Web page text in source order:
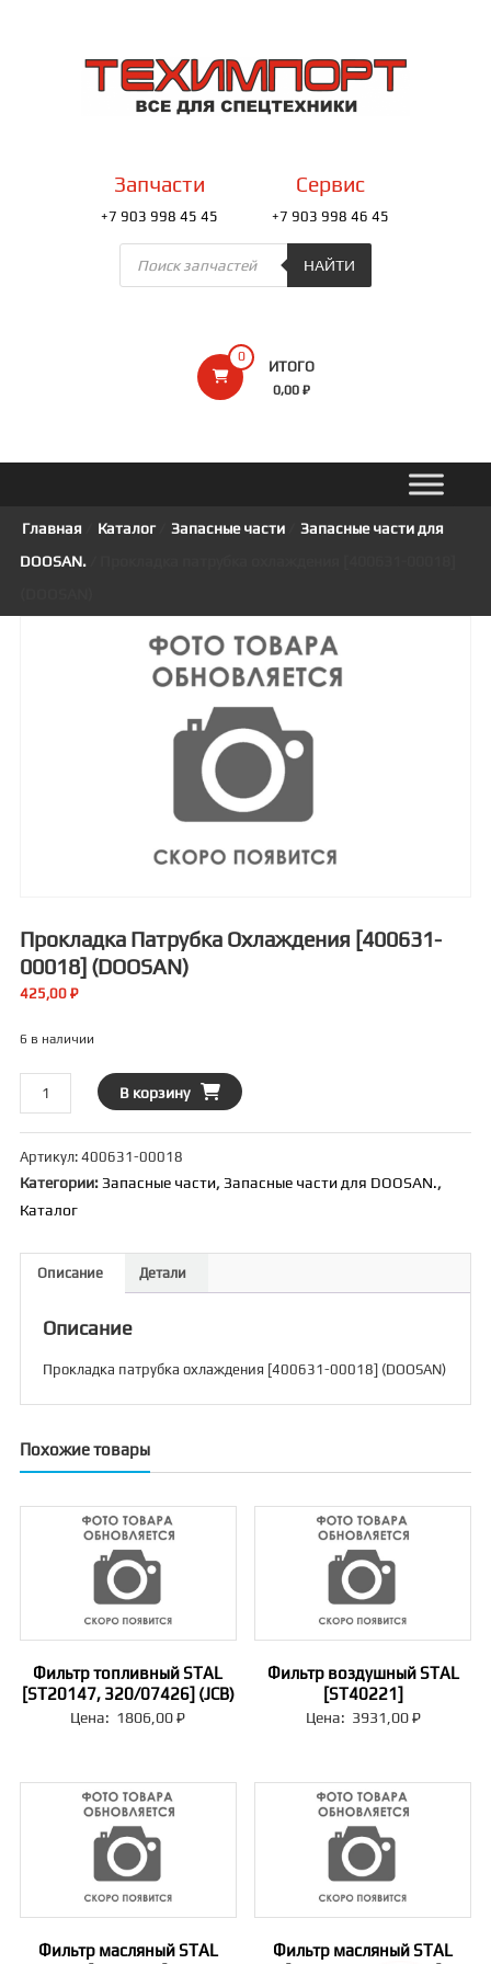
содержимомуТЕХИМПОРТ
Всё
0
ИТОГО
0,00 ₽
Запчасти
+7 903 998 45 45
Сервис
+7 903 998 46 45
Поиск
товаров
НАЙТИ
Главная Каталог/ Запасные части/
Запасные части для
DOOSAN./ Прокладка патрубка охлаждения [400631-00018]
Прокладка Патрубка Охлаждения [400631-
00018] (DOOSAN)
425,00 ₽
6 в наличии
товара
Прокладка
патрубка
охлаждения
[400631-
В корзину
Артикул: 400631-00018
Категории: Запасные части, Запасные части для DOOSAN.,
Каталог
Описание Детали
Описание
Прокладка патрубка охлаждения [400631-00018] (DOOSAN)
Похожие товары
Фильтр топливный STAL
[ST20147, 320/07426] (JCB)
Цена: 1806,00₽
Фильтр воздушный STAL
[ST40221]
Цена: 3931,00₽
Фильтр масляный STAL
Фильтр масляный STAL